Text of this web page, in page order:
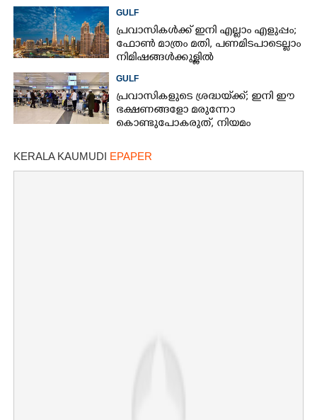
GULF
പ്രവാസികൾക്ക് ഇനി എല്ലാം എളുപ്പം;
ഫോൺ മാത്രം മതി,​ പണമിടപാടെല്ലാം
നിമിഷങ്ങൾക്കുള്ളിൽ
GULF
പ്രവാസികളുടെ ശ്രദ്ധയ്‌ക്ക്; ഇനി ഈ
ഭക്ഷണങ്ങളോ മരുന്നോ
കൊണ്ടുപോകരുത്, നിയമം
KERALA KAUMUDI EPAPER